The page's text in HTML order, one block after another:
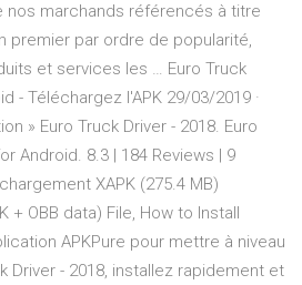
nos marchands référencés à titre
premier par ordre de popularité,
et services les … Euro Truck
- Téléchargez l'APK 29/03/2019 ·
» Euro Truck Driver - 2018. Euro
Android. 8.3 | 184 Reviews | 9
XAPK (275.4 MB)
+ OBB data) File, How to Install
APKPure pour mettre à niveau
Driver - 2018, installez rapidement et